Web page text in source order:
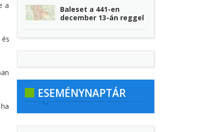
a
Baleset a 441-en
december 13-án reggel
ESEMÉNYNAPTÁR